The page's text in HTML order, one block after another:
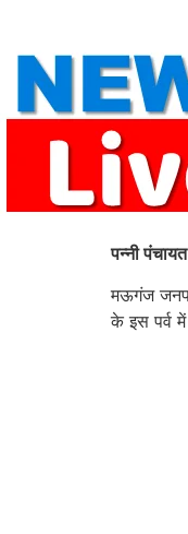
content
पन्नी
मऊगंज
के इस पर्व